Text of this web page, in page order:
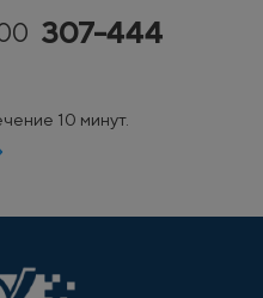
307-444
10 минут.